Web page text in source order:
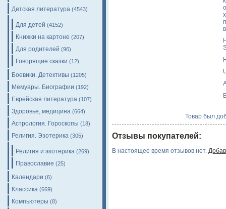
Детская литература (4543)
Для детей (4152)
Книжки на картоне (207)
Для родителей (96)
Говорящие сказки (12)
Боевики. Детективы (1205)
Мемуары. Биографии (192)
Еврейская литература (107)
Здоровье, медицина (664)
Астрология. Гороскопы (18)
Религия. Эзотерика (305)
Религия и эзотерика (269)
Православие (25)
Календари (6)
Классика (669)
Компьютеры (8)
Товар был
Отзывы покупателей:
В настоящее время отзывов нет.